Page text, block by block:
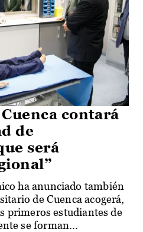
contará
de
será
ha anunciado también
de Cuenca acogerá,
primeros estudiantes de
se forman...